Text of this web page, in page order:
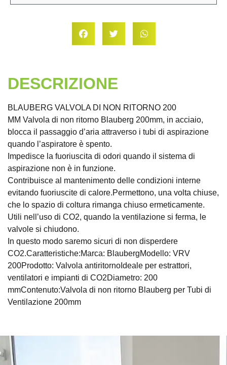
DESCRIZIONE
BLAUBERG VALVOLA DI NON RITORNO 200
MM Valvola di non ritorno Blauberg 200mm, in acciaio,
blocca il passaggio d’aria attraverso i tubi di aspirazione
quando l’aspiratore è spento.
Impedisce la fuoriuscita di odori quando il sistema di
aspirazione non è in funzione.
Contribuisce al mantenimento delle condizioni interne
evitando fuoriuscite di calore.Permettono, una volta chiuse,
che lo spazio di coltura rimanga chiuso ermeticamente.
Utili nell’uso di CO2, quando la ventilazione si ferma, le
valvole si chiudono.
In questo modo saremo sicuri di non disperdere
CO2.Caratteristiche:Marca: BlaubergModello: VRV
200Prodotto: Valvola antiritornoIdeale per estrattori,
ventilatori e impianti di CO2Diametro: 200
mmContenuto:Valvola di non ritorno Blauberg per Tubi di
Ventilazione 200mm